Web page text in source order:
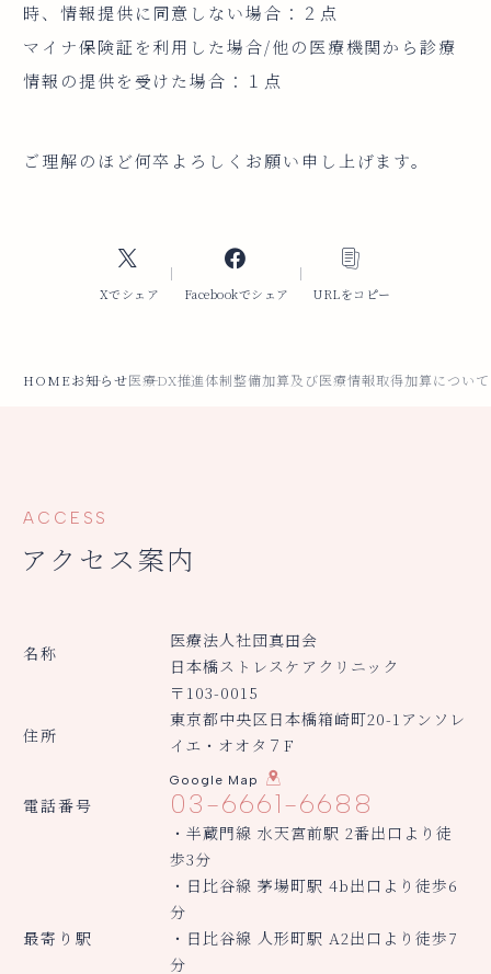
時、情報提供に同意しない場合：２点
マイナ保険証を利用した場合/他の医療機関から診療
情報の提供を受けた場合：１点
ご理解のほど何卒よろしくお願い申し上げます。
Xでシェア Facebookでシェア URLをコピー
HOMEお知らせ医療DX推進体制整備加算及び医療情報取得加算について
ACCESS
アクセス案内
名称
医療法人社団真田会
日本橋ストレスケアクリニック
住所
〒103-0015
東京都中央区日本橋箱崎町20-1アンソレ
イエ・オオタ７F
Google Map
電話番号 03-6661-6688
最寄り駅
・半蔵門線 水天宮前駅 2番出口より徒
歩3分
・日比谷線 茅場町駅 4b出口より徒歩6
分
・日比谷線 人形町駅 A2出口より徒歩7
分